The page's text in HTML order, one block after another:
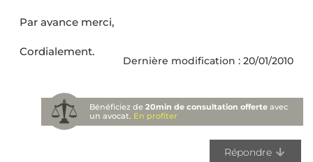
Par avance merci,
Cordialement.
Dernière modification : 20/01/2010
Bénéficiez de20min de consultation offerte avec
un avocat. En profiter
Répondre